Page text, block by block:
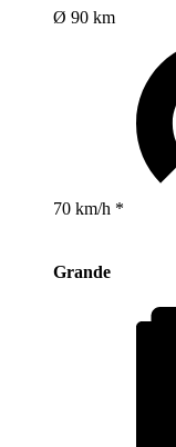
Ø 90 km
70 km/h *
Grande